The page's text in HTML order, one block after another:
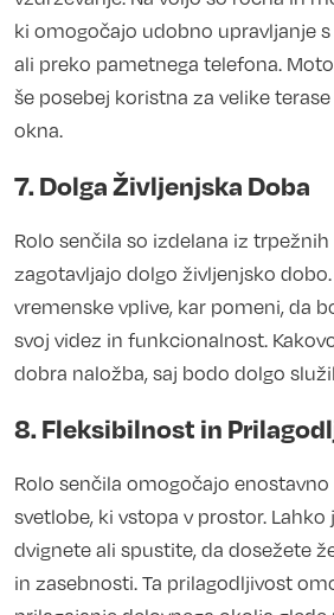
ki omogočajo udobno upravljanje
ali preko pametnega telefona.
še posebej koristna za velike
okna.
7. Dolga Življenjska Doba
Rolo senčila so izdelana iz
zagotavljajo dolgo življenjsko
vremenske vplive, kar pomeni, da
svoj videz in funkcionalnost.
dobra naložba, saj bodo dolgo
8. Fleksibilnost in
Rolo senčila omogočajo
svetlobe, ki vstopa v prostor. Lahko
dvignete ali spustite, da dosežete
in zasebnosti. Ta prilagodljivost